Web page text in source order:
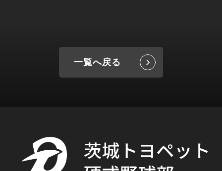
一覧へ戻る